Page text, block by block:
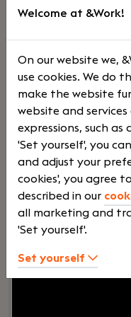
Dijkland
Voltij
d
Your role:
Bij
belastingadviseurs
Welcome at &Work!
On our website we,
use cookies. We do
make the website
website and
expressions, such
'Set yourself', you
and adjust your
cookies', you agree
described in our
all marketing and
'Set yourself'.
Set yourself